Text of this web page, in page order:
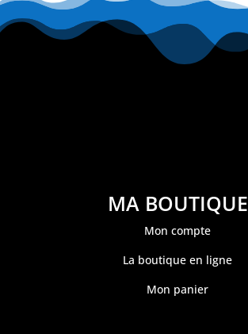
MA BOUTIQUE
Mon compte
La boutique en ligne
Mon panier